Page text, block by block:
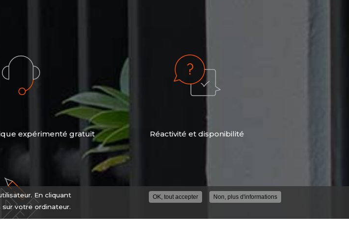
expérimenté gratuit Réactivité et disponibilité
En cliquant
votre ordinateur.
OK, tout accepter Non, plus d'informations